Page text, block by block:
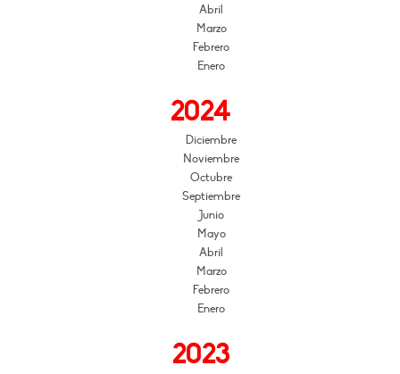
Abril
Marzo
Febrero
Enero
2024
Diciembre
Noviembre
Octubre
Septiembre
Junio
Mayo
Abril
Marzo
Febrero
Enero
2023